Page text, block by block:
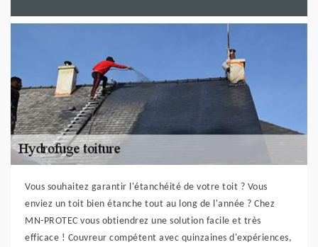
Vous souhaitez garantir l'étanchéité de votre toit ? Vous
enviez un toit bien étanche tout au long de l'année ? Chez
MN-PROTEC vous obtiendrez une solution facile et très
efficace ! Couvreur compétent avec quinzaines d'expériences,